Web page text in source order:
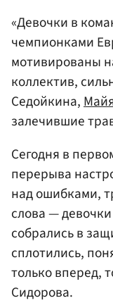
«Девочки в
чемпионками
мотивированы
коллектив,
Седойкина,
залечившие
Сегодня в
перерыва
над ошибками,
слова —
собрались в
сплотились,
только вперед,
Сидорова.